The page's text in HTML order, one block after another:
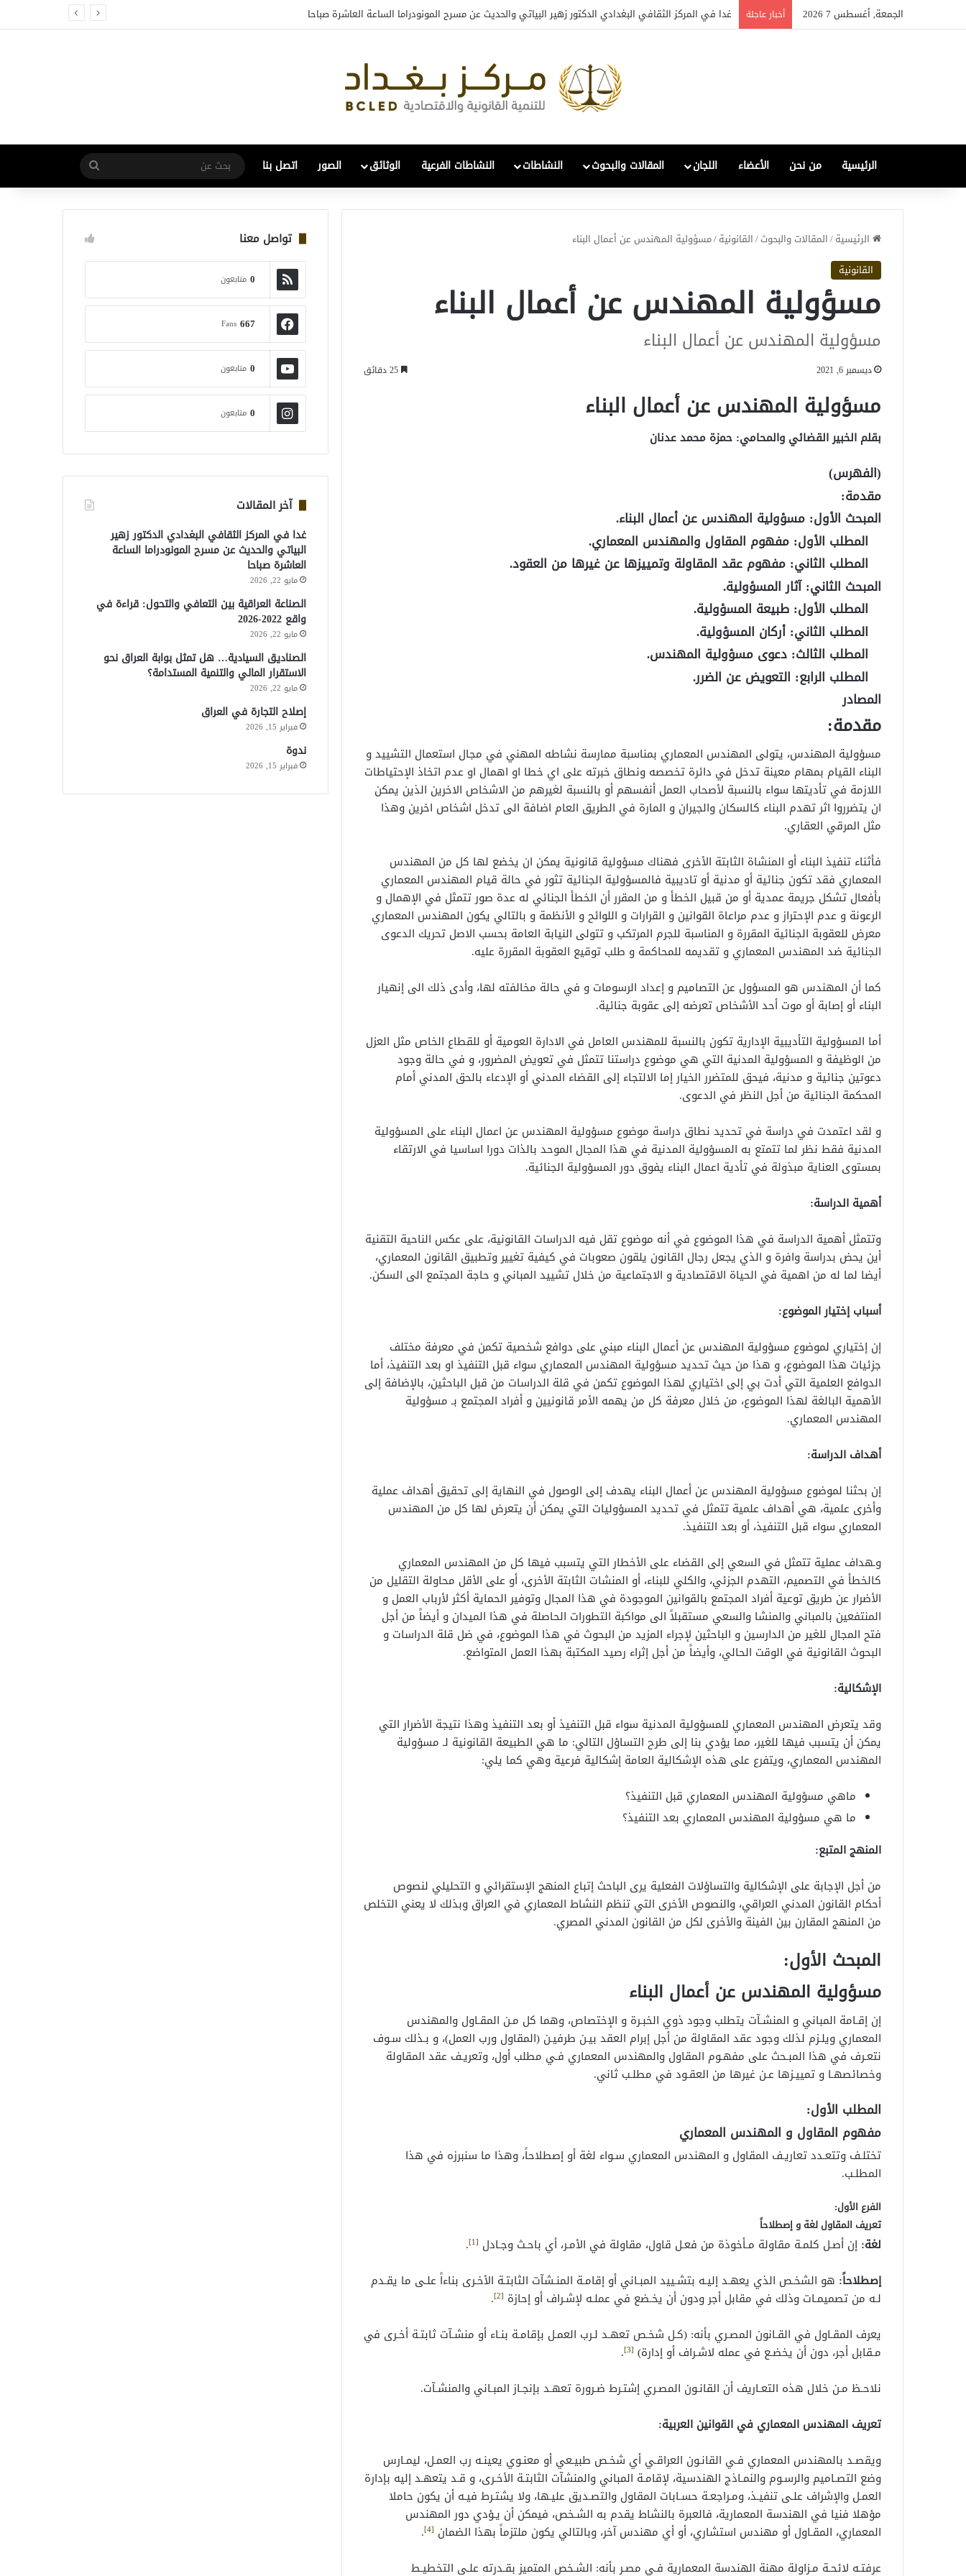
الجمعة, أغسطس 7 2026 أخبار عاجلة الصناعة العراقية بين التعافي والتحول: قراءة في واقع 2022-2026
الرئيسية من نحن الأعضاء اللجان المقالات والبحوث النشاطات النشاطات الفرعية الوثائق الصور اتصل بنا
بحث
عن
الرئيسية/المقالات والبحوث/القانونية/مسؤولية المهندس عن أعمال البناء
القانونية
مسؤولية المهندس عن أعمال البناء
مسؤولية المهندس عن أعمال البناء
ديسمبر 6, 2021
مسؤولية المهندس عن أعمال البناء
بقلم الخبير القضائي والمحامي: حمزة محمد عدنان
(الفهرس)
مقدمة:
المبحث الأول: مسؤولية المهندس عن أعمال البناء.
المطلب الأول: مفهوم المقاول والمهندس المعماري.
المطلب الثاني: مفهوم عقد المقاولة وتمييزها عن غيرها من العقود.
المبحث الثاني: آثار المسؤولية.
المطلب الأول: طبيعة المسؤولية.
المطلب الثاني: أركان المسؤولية.
المطلب الثالث: دعوى مسؤولية المهندس.
المطلب الرابع: التعويض عن الضرر.
المصادر
مقدمة:
مسؤولية المهندس، يتولى المهندس المعماري بمناسبة ممارسة نشاطه المهني في مجال استعمال التشييد و
البناء القيام بمهام معينة تدخل في دائرة تخصصه ونطاق خبرته على اي خطا او اهمال او عدم اتخاذ الإحتياطات
اللازمة في تأديتها سواء بالنسبة لأصحاب العمل أنفسهم أو بالنسبة لغيرهم من الاشخاص الاخرين الذين يمكن
ان يتضرروا اثر تهدم البناء كالسكان والجيران و المارة في الطريق العام اضافة الى تدخل اشخاص اخرين وهذا
مثل المرقي العقاري.
فأثناء تنفيذ البناء أو المنشاة الثابتة الأخرى فهناك مسؤولية قانونية يمكن ان يخضع لها كل من المهندس
المعماري فقد تكون جنائية أو مدنية أو تاديبية فالمسؤولية الجنائية تثور في حالة قيام المهندس المعماري
بأفعال تشكل جريمة عمدية أو من قبيل الخطأ و من المقرر أن الخطأ الجنائي له عدة صور تتمثل في الإهمال و
الرعونة و عدم الإحتراز و عدم مراعاة القوانين و القرارات و اللوائح و الأنظمة و بالتالي يكون المهندس المعماري
معرض للعقوبة الجنائية المقررة و المناسبة للجرم المرتكب و تتولى النيابة العامة بحسب الاصل تحريك الدعوى
الجنائية ضد المهندس المعماري و تقديمه للمحاكمة و طلب توقيع العقوبة المقررة عليه.
كما أن المهندس هو المسؤول عن التصاميم و إعداد الرسومات و في حالة مخالفته لها، وأدى ذلك الى إنهيار
البناء أو إصابة أو موت أحد الأشخاص تعرضه إلى عقوبة جنائية.
أما المسؤولية التأديبية الإدارية تكون بالنسبة للمهندس العامل في الادارة العومية أو للقطاع الخاص مثل العزل
من الوظيفة و المسؤولية المدنية التي هي موضوع دراستنا تتمثل في تعويض المضرور، و في حالة وجود
دعوتين جنائية و مدنية، فيحق للمتضرر الخيار إما الالتجاء إلى القضاء المدني أو الإدعاء بالحق المدني أمام
المحكمة الجنائية من أجل النظر في الدعوى.
و لقد اعتمدت في دراسة في تحديد نطاق دراسة موضوع مسؤولية المهندس عن اعمال البناء على المسؤولية
المدنية فقط نظر لما تتمتع به المسؤولية المدنية في هذا المجال الموحد بالذات دورا اساسيا في الارتقاء
بمستوى العناية مبذولة في تأدية اعمال البناء يفوق دور المسؤولية الجنائية.
أهمية الدراسة:
وتتمثل أهمية الدراسة في هذا الموضوع في أنه موضوع تقل فيه الدراسات القانونية، على عكس الناحية التقنية
أين يحض بدراسة وافرة و الذي يجعل رجال القانون يلقون صعوبات في كيفية تغيير وتطبيق القانون المعماري،
أيضا لما له من اهمية في الحياة الاقتصادية و الاجتماعية من خلال تشييد المباني و حاجة المجتمع الى السكن.
أسباب إختيار الموضوع:
إن إختياري لموضوع مسؤولية المهندس عن أعمال البناء مبني على دوافع شخصية تكمن في معرفة مختلف
جزئيات هذا الموضوع، و هذا من حيث تحديد مسؤولية المهندس المعماري سواء قبل التنفيذ او بعد التنفيذ، أما
الدوافع العلمية التي أدت بي إلى اختياري لهذا الموضوع تكمن في قلة الدراسات من قبل الباحثين، بالإضافة إلى
الأهمية البالغة لهذا الموضوع، من خلال معرفة كل من يهمه الأمر قانونيين و أفراد المجتمع بـ مسؤولية
المهندس المعماري.
أهداف الدراسة:
إن بحثنا لموضوع مسؤولية المهندس عن أعمال البناء يهدف إلى الوصول في النهاية إلى تحقيق أهداف عملية
وأخرى علمية، هي أهداف علمية تتمثل في تحديد المسؤوليات التي يمكن أن يتعرض لها كل من المهندس
المعماري سواء قبل التنفيذ، أو بعد التنفيذ.
وـهداف عملية تتمثل في السعي إلى القضاء على الأخطار التي يتسبب فيها كل من المهندس المعماري
كالخطأ في التصميم، التهدم الجزئي، والكلي للبناء، أو المنشات الثابتة الأخرى، أو على الأقل محاولة التقليل من
الأضرار عن طريق توعية أفراد المجتمع بالقوانين الموجودة في هذا المجال وتوفير الحماية أكثر لأرباب العمل و
المنتفعين بالمباني والمنشا والسعي مستقبلاً الى مواكبة التطورات الحاصلة في هذا الميدان و أيضاً من أجل
فتح المجال للغير من الدارسين و الباحثين لإجراء المزيد من البحوث في هذا الموضوع، في ضل قلة الدراسات و
البحوث القانونية في الوقت الحالي، وأيضاً من أجل إثراء رصيد المكتبة بهذا العمل المتواضع.
الإشكالية:
وقد يتعرض المهندس المعماري للمسؤولية المدنية سواء قبل التنفيذ أو بعد التنفيذ وهذا نتيجة الأضرار التي
يمكن أن يتسبب فيها للغير، مما يؤدي بنا إلى طرح التساؤل التالي: ما هي الطبيعة القانونية لـ مسؤولية
المهندس المعماري، ويتفرع على هذه الإشكالية العامة إشكالية فرعية وهي كما يلي:
ماهي مسؤولية المهندس المعماري قبل التنفيذ؟
ما هي مسؤولية المهندس المعماري بعد التنفيذ؟
المنهج المتبع:
من أجل الإجابة على الإشكالية والتساؤلات الفعلية يرى الباحث إتباع المنهج الإستقرائي و التحليلي لنصوص
أحكام القانون المدني العراقي، والنصوص الأخرى التي تنظم النشاط المعماري في العراق وبذلك لا يعني التخلص
من المنهج المقارن بين الفينة والأخرى لكل من القانون المدني المصري.
المبحث الأول:
مسؤولية المهندس عن أعمال البناء
إن إقـامة المباني و المنشـآت يتطلب وجود ذوي الخبـرة و الإختصاص، وهما كل مـن المقـاول والمهندس
المعماري ويلـزم لذلك وجود عقد المقاولة من أجل إبرام العقد بيـن طرفيـن (المقاول ورب العمل)، و بـذلك سـوف
نتعـرف في هذا المبـحث على مفهـوم المقاول والمهندس المعماري فـي مطلب أول، وتعريـف عقد المقاولة
وخصائصهـا و تمييـزها عـن غيرها من العقـود في مطلـب ثاني.
المطلب الأول:
مفهوم المقاول و المهندس المعماري
تختلـف وتتعـدد تعاريـف المقاول و المهندس المعماري سـواء لغة أو إصطلاحاً، وهذا ما سنبرزه في هذا
المطلـب.
الفرع الأول:
تعريف المقاول لغة و إصطلاحاً
لغة: إن أصـل كلمـة مقاولة مـأخوذة من فعـل قاول، مقاولة في الأمـر، أي باحـث وجـادل [1]
.
إصطلاحاً: هو الشخـص الذي يعهـد إليـه بتشـييد المبـاني أو إقامـة المنـشآت الثابتـة الأخـرى بناءاً علـى ما يقـدم
لـه من تصميمـات وذلك في مقابل أجر ودون أن يخـضع في عملـه لإشـراف أو إحازة [2]
.
يعرف المقـاول في القـانون المصـري بأنه: (كـل شخـص تعهـد لـرب العمـل بإقامـة بنـاء أو منشـآت ثابتـة أخـرى في
مـقابل أجر، دون أن يخضـع في عمله لاشـراف أو إدارة) [3]
.
نلاحـظ مـن خلال هذه التعـاريف أن القانـون المصـري إشتـرط ضـرورة تعهـد بإنجـاز المبـاني والمنشـآت.
تعريف المهندس المعماري في القوانين العربية:
ويقصـد بالمهندس المعماري فـي القانـون العراقـي أي شخـص طبيـعي أو معنـوي يعينـه رب العمـل، ليمـارس
وضع التصـاميم والرسـوم والنمـاذج الهندسية، لإقامـة المباني والمنشآت الثابتـة الأخـرى، و قـد يتعهـد إليه بإدارة
العمـل والإشراف علـى تنفيـذ، ومـراجعـة حسـابات المقاول والتصـديق عليـها، ولا يشتـرط فيـه أن يكون حاملا
مؤهلا فنيا في الهندسة المعمارية، فالعبرة بالنشاط يقدم به الشـخص، فيمكن أن يـؤدي دور المهندس
المعماري، المقـاول أو مهندس استشاري، أو أي مهندس آخر، وبالتالي يكون ملتزماً بهذا الضمان [4]
.
عرفتـه لائحـة مـزاولة مهنة الهندسة المعمارية فـي مصـر بأنه: الشـخص المتميز بقـدرته علـى التخطيـط
تواصل معنا
0 متابعون
667
Fans
0 متابعون
0 متابعون
آخر المقالات
غدا في المركز الثقافي البغدادي الدكتور زهير
البياتي والحديث عن مسرح المونودراما الساعة
العاشرة صباحا
مايو 22, 2026
الصناعة العراقية بين التعافي والتحول: قراءة في
واقع 2022-2026
مايو 22, 2026
الصناديق السيادية… هل تمثل بوابة العراق نحو
الاستقرار المالي والتنمية المستدامة؟
مايو 22, 2026
إصلاح التجارة في العراق
فبراير 15, 2026
ندوة
فبراير 15, 2026